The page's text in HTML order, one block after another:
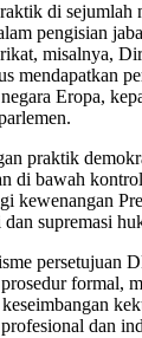
di sejumlah
pengisian
misalnya,
mendapatkan
Eropa,
praktik
di bawah
kewenangan
supremasi
persetujuan
formal,
dan